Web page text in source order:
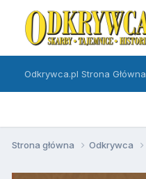
Odkrywca.pl Strona Główna
Strona główna Odkrywca